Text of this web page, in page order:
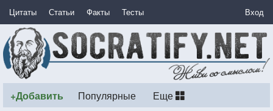
Цитаты Статьи Факты Тесты Вход
+Добавить Популярные Еще